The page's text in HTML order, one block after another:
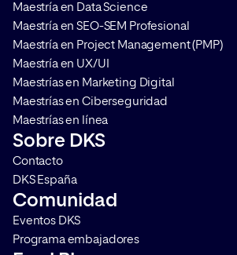
Maestría en Data Science
Maestría en SEO-SEM Profesional
Maestría en Project Management (PMP)
Maestría en UX/UI
Maestrías en Marketing Digital
Maestrías en Ciberseguridad
Maestrías en línea
Sobre DKS
Contacto
DKS España
Comunidad
Eventos DKS
Programa embajadores